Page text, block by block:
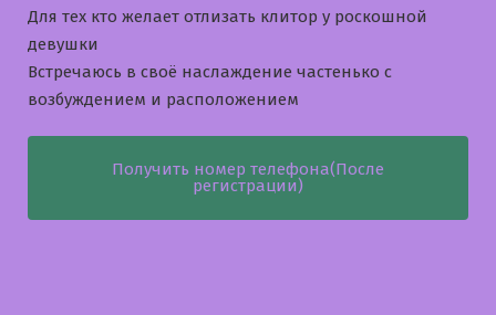
Для тех кто желает отлизать клитор у роскошной
девушки
Встречаюсь в своё наслаждение частенько с
возбуждением и расположением
Получить номер телефона(После
регистрации)